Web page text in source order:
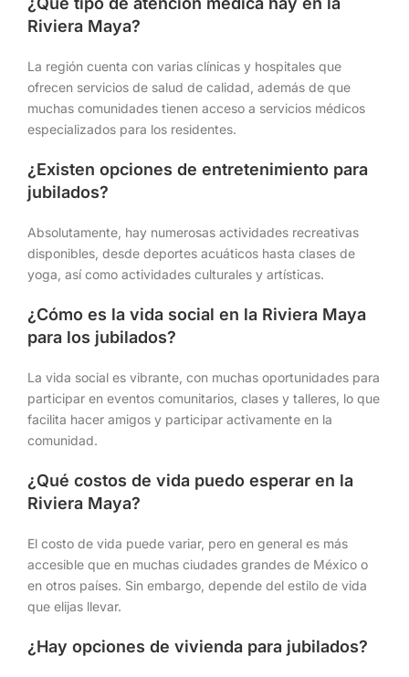
Riviera Maya?
La región cuenta con varias clínicas y hospitales que
ofrecen servicios de salud de calidad, además de que
muchas comunidades tienen acceso a servicios médicos
especializados para los residentes.
¿Existen opciones de entretenimiento para
jubilados?
Absolutamente, hay numerosas actividades recreativas
disponibles, desde deportes acuáticos hasta clases de
yoga, así como actividades culturales y artísticas.
¿Cómo es la vida social en la Riviera Maya
para los jubilados?
La vida social es vibrante, con muchas oportunidades para
participar en eventos comunitarios, clases y talleres, lo que
facilita hacer amigos y participar activamente en la
comunidad.
¿Qué costos de vida puedo esperar en la
Riviera Maya?
El costo de vida puede variar, pero en general es más
accesible que en muchas ciudades grandes de México o
en otros países. Sin embargo, depende del estilo de vida
que elijas llevar.
¿Hay opciones de vivienda para jubilados?